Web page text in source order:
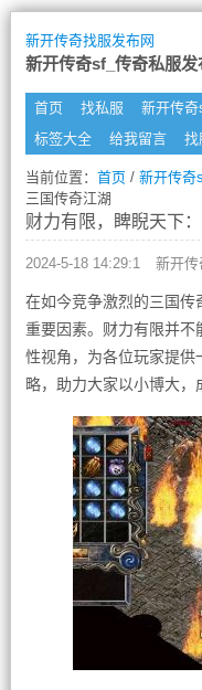
新开传奇找服发布网
新开传奇sf_传奇私服发
首页 找私服 新开传奇
标签大全
给我留言 找
当前位置： 首页/ 新开传奇
三国传奇江湖
财力有限，睥睨天下
2024-5-18 14:29:1 新开
在如今竞争激烈的三国传
重要因素。财力有限并不
性视角，为各位玩家提供
略，助力大家以小博大，